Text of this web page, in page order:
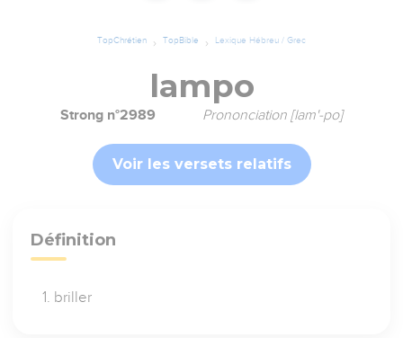
TopChrétien TopBible Lexique Hébreu / Grec
lampo
Strong n°2989 Prononciation [lam'-po]
Voir les versets relatifs
Définition
briller